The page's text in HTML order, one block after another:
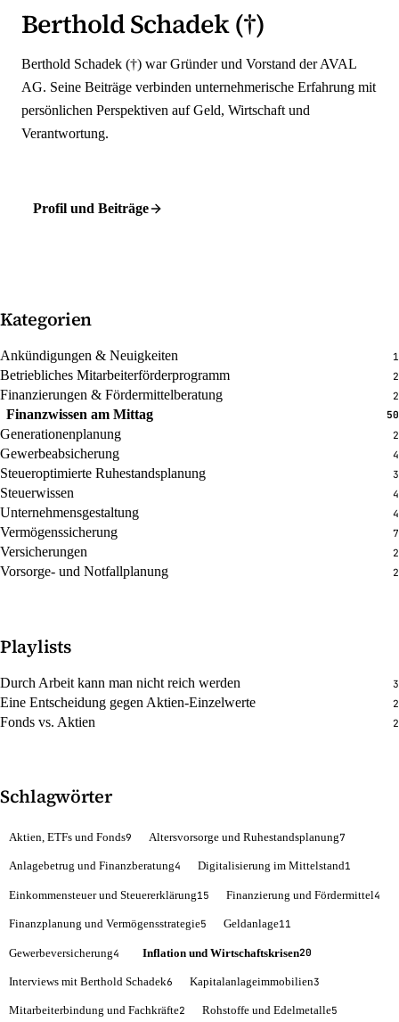
Berthold Schadek (†)
Berthold Schadek (†) war Gründer und Vorstand der AVAL
AG. Seine Beiträge verbinden unternehmerische Erfahrung mit
persönlichen Perspektiven auf Geld, Wirtschaft und
Verantwortung.
Profil und Beiträge
Kategorien
Ankündigungen & Neuigkeiten 1
Betriebliches Mitarbeiterförderprogramm 2
Finanzierungen & Fördermittelberatung 2
Finanzwissen am Mittag 50
Generationenplanung 2
Gewerbeabsicherung 4
Steueroptimierte Ruhestandsplanung 3
Steuerwissen 4
Unternehmensgestaltung 4
Vermögenssicherung 7
Versicherungen 2
Vorsorge- und Notfallplanung 2
Playlists
Durch Arbeit kann man nicht reich werden 3
Eine Entscheidung gegen Aktien-Einzelwerte 2
Fonds vs. Aktien 2
Schlagwörter
Aktien, ETFs und Fonds9 Altersvorsorge und Ruhestandsplanung7
Anlagebetrug und Finanzberatung4 Digitalisierung im Mittelstand1
Einkommensteuer und Steuererklärung15 Finanzierung und Fördermittel4
Finanzplanung und Vermögensstrategie5 Geldanlage11
Gewerbeversicherung4 Inflation und Wirtschaftskrisen20
Interviews mit Berthold Schadek6 Kapitalanlageimmobilien3
Mitarbeiterbindung und Fachkräfte2 Rohstoffe und Edelmetalle5